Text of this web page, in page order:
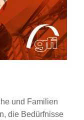
und Familien
die Bedürfnisse